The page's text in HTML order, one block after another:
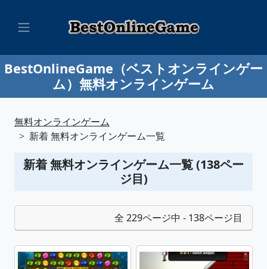
BestOnlineGame（ベストオンラインゲー
ム）無料オンラインゲーム
無料オンラインゲーム
新着 無料オンラインゲーム一覧
新着 無料オンラインゲーム一覧 (138ペー
ジ目)
全 229ページ中 - 138ページ目